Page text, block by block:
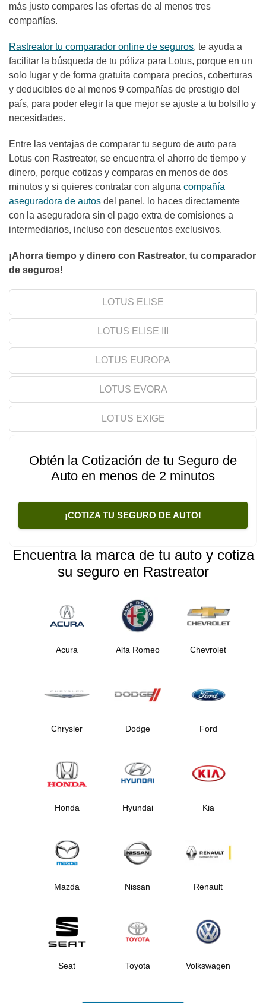
más justo compares las ofertas de al menos tres
compañías.
Rastreator tu comparador online de seguros, te ayuda a
facilitar la búsqueda de tu póliza para Lotus, porque en un
solo lugar y de forma gratuita compara precios, coberturas
y deducibles de al menos 9 compañías de prestigio del
país, para poder elegir la que mejor se ajuste a tu bolsillo y
necesidades.
Entre las ventajas de comparar tu seguro de auto para
Lotus con Rastreator, se encuentra el ahorro de tiempo y
dinero, porque cotizas y comparas en menos de dos
minutos y si quieres contratar con alguna compañía
aseguradora de autos del panel, lo haces directamente
con la aseguradora sin el pago extra de comisiones a
intermediarios, incluso con descuentos exclusivos.
¡Ahorra tiempo y dinero con Rastreator, tu comparador
de seguros!
LOTUS ELISE
LOTUS ELISE III
LOTUS EUROPA
LOTUS EVORA
LOTUS EXIGE
Obtén la Cotización de tu Seguro de
Auto en menos de 2 minutos
¡COTIZA TU SEGURO DE AUTO!
Encuentra la marca de tu auto y cotiza
su seguro en Rastreator
Acura Alfa Romeo Chevrolet
Chrysler Dodge Ford
Honda Hyundai Kia
Mazda Nissan Renault
Seat Toyota Volkswagen